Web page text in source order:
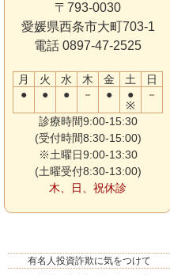
〒793-0030
愛媛県西条市大町703-1
電話 0897-47-2525
月 火 水 木 金 土
日
●
● ● － ●
●
※
－
診療時間9:00-15:30
(受付時間8:30-15:00)
※土曜日9:00-13:30
(土曜受付8:30-13:00)
木、日、祝休診
有名人投資詐欺に気をつけて